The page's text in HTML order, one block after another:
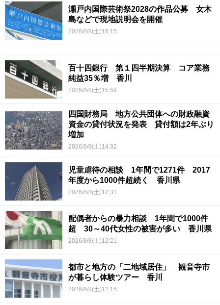
瀬戸内国際芸術祭2028の作品公募 女木
島などで現地説明会を開催
2026/8/8(土)16:15
百十四銀行 第１四半期決算 コア業務
純益35％増 香川
2026/8/8(土)15:59
四国財務局 地方公共団体への財政融資
資金の貸付状況を発表 貸付額は2年ぶり
増加
2026/8/8(土)14:32
児童虐待の相談 1年間で1271件 2017
年度から1000件超続く 香川県
2026/8/8(土)12:31
配偶者からの暴力相談 1年間で1000件
超 30～40代女性の被害が多い 香川県
2026/8/8(土)12:21
都市と地方の「二地域居住」 観音寺市
が暮らし体験ツアー 香川
2026/8/8(土)12:15